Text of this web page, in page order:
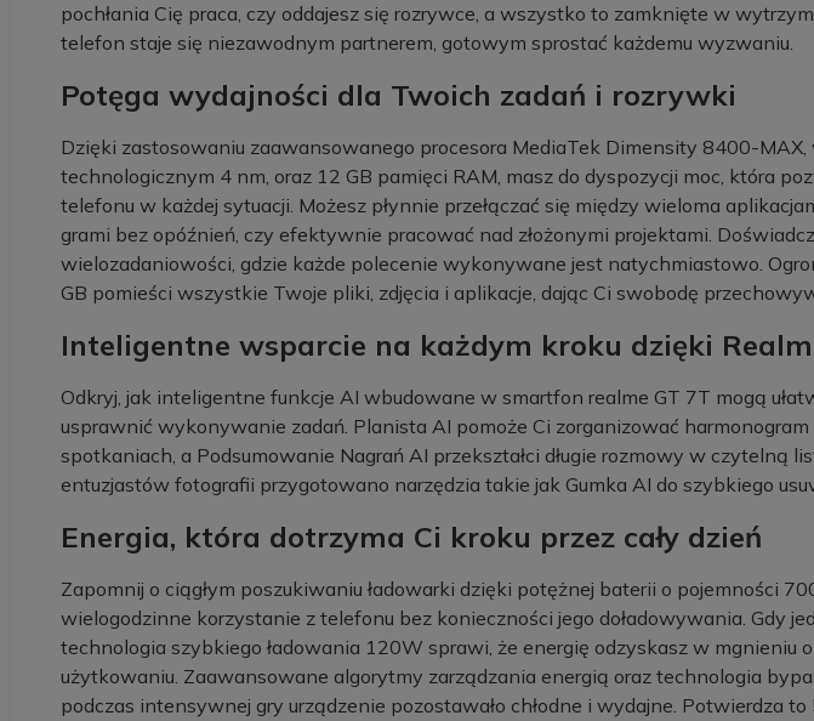
pochłania Cię praca, czy oddajesz się rozrywce, a wszystko to zamknięte w
telefon staje się niezawodnym partnerem, gotowym sprostać każdemu wyzwaniu.
Potęga wydajności dla Twoich zadań i rozrywki
Dzięki zastosowaniu zaawansowanego procesora MediaTek Dimensity 8400-
technologicznym 4 nm, oraz 12 GB pamięci RAM, masz do dyspozycji moc, która
telefonu w każdej sytuacji. Możesz płynnie przełączać się między wieloma
grami bez opóźnień, czy efektywnie pracować nad złożonymi projektami.
wielozadaniowości, gdzie każde polecenie wykonywane jest natychmiastowo.
GB pomieści wszystkie Twoje pliki, zdjęcia i aplikacje, dając Ci swobodę
Inteligentne wsparcie na każdym kroku dzięki
Odkryj, jak inteligentne funkcje AI wbudowane w smartfon realme GT 7T mogą
usprawnić wykonywanie zadań. Planista AI pomoże Ci zorganizować
spotkaniach, a Podsumowanie Nagrań AI przekształci długie rozmowy w czytelną
entuzjastów fotografii przygotowano narzędzia takie jak Gumka AI do szybkiego
Energia, która dotrzyma Ci kroku przez cały dzień
Zapomnij o ciągłym poszukiwaniu ładowarki dzięki potężnej baterii o pojemności
wielogodzinne korzystanie z telefonu bez konieczności jego doładowywania. Gdy
technologia szybkiego ładowania 120W sprawi, że energię odzyskasz w mgnieniu
użytkowaniu. Zaawansowane algorytmy zarządzania energią oraz technologia
podczas intensywnej gry urządzenie pozostawało chłodne i wydajne. Potwierdza